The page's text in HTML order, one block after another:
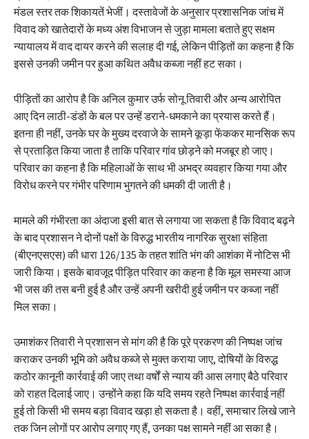
मंडल स्तर तक शिकायतें भेजीं। दस्तावेजों के अनुसार प्रशासनिक जांच में
विवाद को खातेदारों के मध्य अंश विभाजन से जुड़ा मामला बताते हुए सक्षम
न्यायालय में वाद दायर करने की सलाह दी गई, लेकिन पीड़ितों का कहना है कि
इससे उनकी जमीन पर हुआ कथित अवैध कब्जा नहीं हट सका।
पीड़ितों का आरोप है कि अनिल कुमार उर्फ सोनू तिवारी और अन्य आरोपित
आए दिन लाठी-डंडों के बल पर उन्हें डराने-धमकाने का प्रयास करते हैं।
इतना ही नहीं, उनके घर के मुख्य दरवाजे के सामने कूड़ा फेंककर मानसिक रूप
से प्रताड़ित किया जाता है ताकि परिवार गांव छोड़ने को मजबूर हो जाए।
परिवार का कहना है कि महिलाओं के साथ भी अभद्र व्यवहार किया गया और
विरोध करने पर गंभीर परिणाम भुगतने की धमकी दी जाती है।
मामले की गंभीरता का अंदाजा इसी बात से लगाया जा सकता है कि विवाद बढ़ने
के बाद प्रशासन ने दोनों पक्षों के विरुद्ध भारतीय नागरिक सुरक्षा संहिता
(बीएनएसएस) की धारा 126/135 के तहत शांति भंग की आशंका में नोटिस भी
जारी किया। इसके बावजूद पीड़ित परिवार का कहना है कि मूल समस्या आज
भी जस की तस बनी हुई है और उन्हें अपनी खरीदी हुई जमीन पर कब्जा नहीं
मिल सका।
उमाशंकर तिवारी ने प्रशासन से मांग की है कि पूरे प्रकरण की निष्पक्ष जांच
कराकर उनकी भूमि को अवैध कब्जे से मुक्त कराया जाए, दोषियों के विरुद्ध
कठोर कानूनी कार्रवाई की जाए तथा वर्षों से न्याय की आस लगाए बैठे परिवार
को राहत दिलाई जाए। उन्होंने कहा कि यदि समय रहते निष्पक्ष कार्रवाई नहीं
हुई तो किसी भी समय बड़ा विवाद खड़ा हो सकता है। वहीं, समाचार लिखे जाने
तक जिन लोगों पर आरोप लगाए गए हैं, उनका पक्ष सामने नहीं आ सका है।